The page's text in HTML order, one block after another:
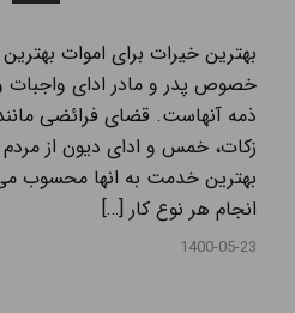
بهترین خیرات برای اموات
خصوص پدر و مادر ادای
ذمه آنهاست. قضای فرائضی
زکات، خمس و ادای دیون از
بهترین خدمت به انها محسوب
انجام هر نوع کار […]
1400-05-23